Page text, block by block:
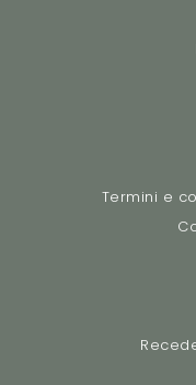
Termini e